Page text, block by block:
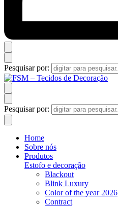
Pesquisar por:
Pesquisar por:
Home
Sobre nós
Produtos
Estofo e decoração
Blackout
Blink Luxury
Color of the year 2026
Contract